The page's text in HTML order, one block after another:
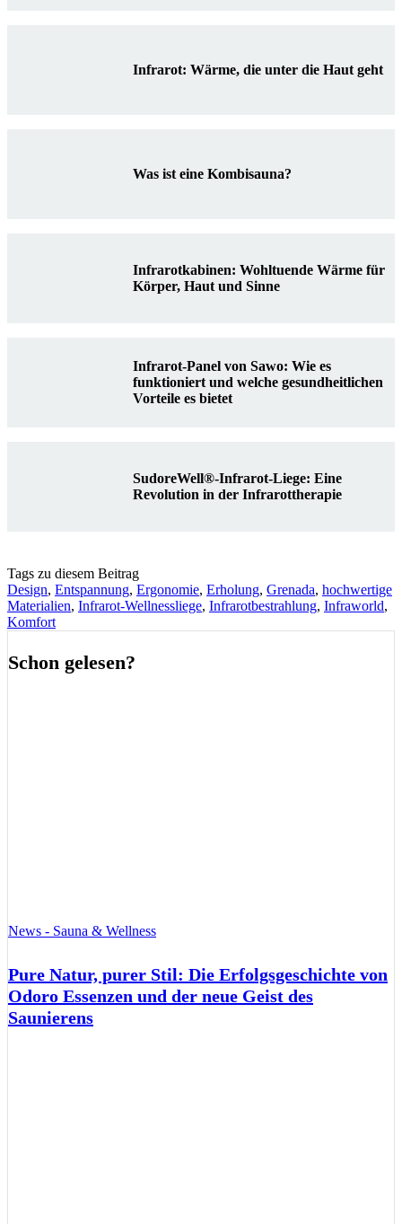
Infrarot: Wärme, die unter die Haut geht
Was ist eine Kombisauna?
Infrarotkabinen: Wohltuende Wärme für
Körper, Haut und Sinne
Infrarot-Panel von Sawo: Wie es
funktioniert und welche gesundheitlichen
Vorteile es bietet
SudoreWell®-Infrarot-Liege: Eine
Revolution in der Infrarottherapie
Tags zu diesem Beitrag
Design, Entspannung, Ergonomie, Erholung, Grenada, hochwertige
Materialien, Infrarot-Wellnessliege, Infrarotbestrahlung, Infraworld,
Komfort
Schon gelesen?
News - Sauna & Wellness
Pure Natur, purer Stil: Die Erfolgsgeschichte von
Odoro Essenzen und der neue Geist des
Saunierens